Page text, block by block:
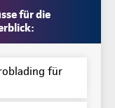
für die
für